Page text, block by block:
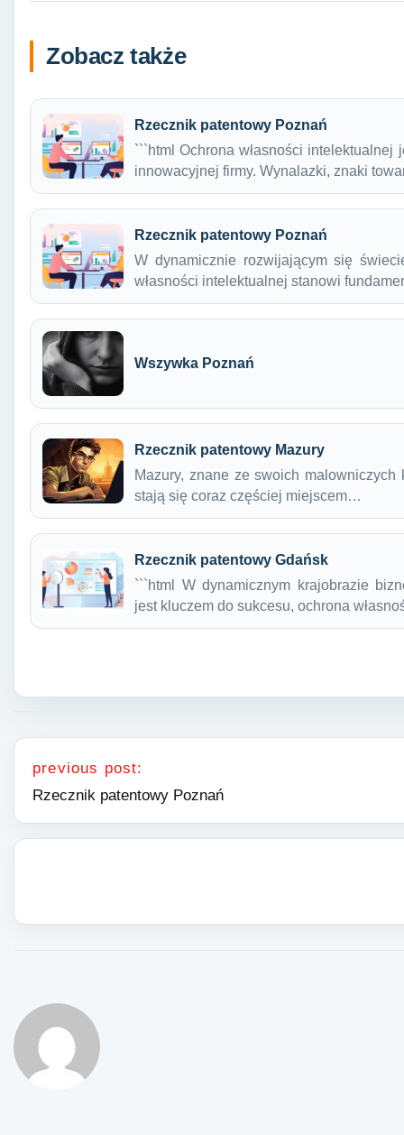
Zobacz także
Rzecznik patentowy Poznań
```html Ochrona własności
innowacyjnej firmy. Wynalazki, znaki
Rzecznik patentowy Poznań
W dynamicznie rozwijającym się
własności intelektualnej stanowi
Wszywka Poznań
Rzecznik patentowy Mazury
Mazury, znane ze swoich
stają się coraz częściej miejscem…
Rzecznik patentowy Gdańsk
```html W dynamicznym krajobrazie
jest kluczem do sukcesu, ochrona
Nawigacja wpisu
previous post:
Rzecznik patentowy Poznań